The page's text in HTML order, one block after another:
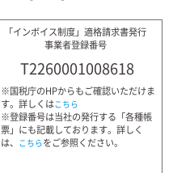
「インボイス制度」適格請求書発行
事業者登録番号
T2260001008618
※国税庁のHPからもご確認いただけま
す。詳しくはこちら
※登録番号は当社の発行する「各種帳
票」にも記載しております。詳しく
は、 こちらをご参照ください。